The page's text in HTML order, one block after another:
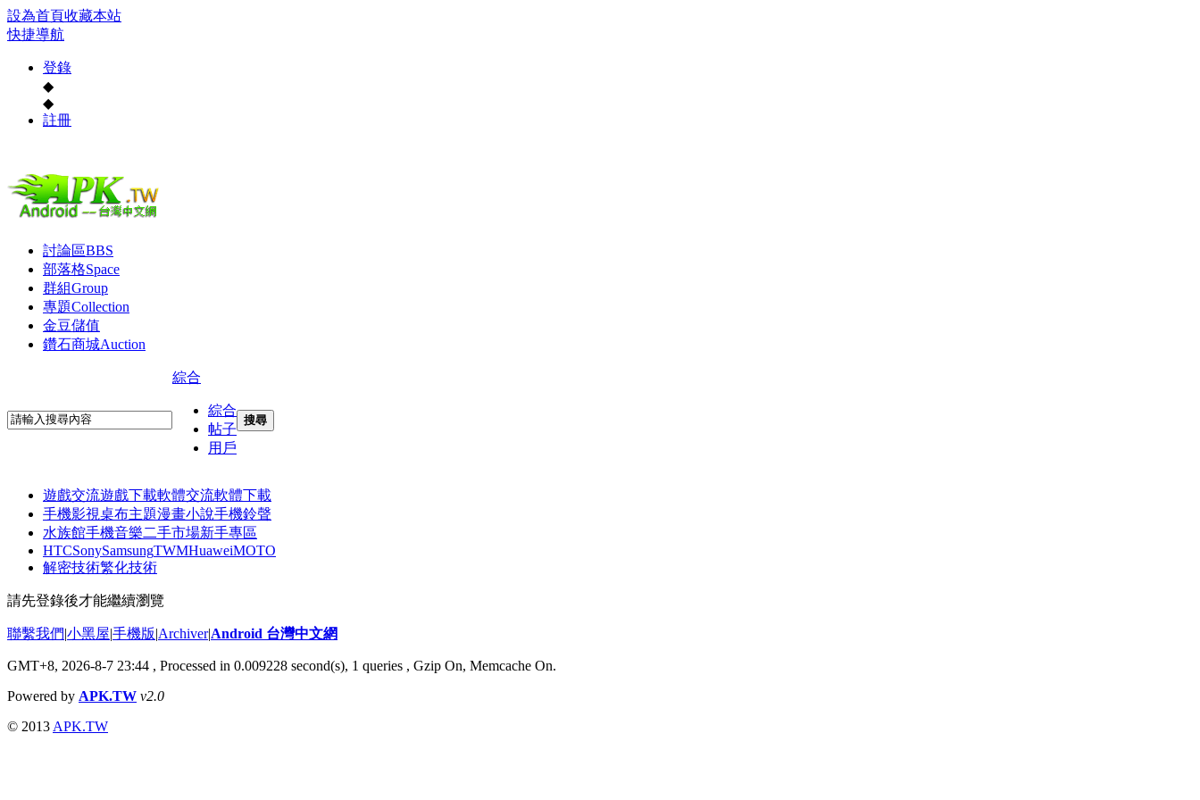
設為首頁收藏本站
快捷導航
登錄
◆
◆
註冊
討論區BBS
部落格Space
群組Group
專題Collection
金豆儲值
鑽石商城Auction
綜合
綜合
帖子
用戶
搜尋
遊戲交流遊戲下載軟體交流軟體下載
手機影視桌布主題漫畫小說手機鈴聲
水族館手機音樂二手市場新手專區
HTCSonySamsungTWMHuaweiMOTO
解密技術繁化技術
請先登錄後才能繼續瀏覽
聯繫我們|小黑屋|手機版|Archiver|Android 台灣中文網
GMT+8, 2026-8-7 23:44 , Processed in 0.009228 second(s), 1 queries , Gzip On, Memcache On.
Powered by APK.TW v2.0
© 2013 APK.TW